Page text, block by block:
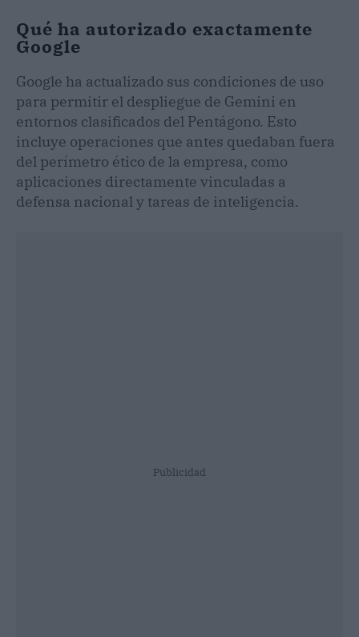
Qué ha autorizado exactamente
Google
Google ha actualizado sus condiciones de uso
para permitir el despliegue de Gemini en
entornos clasificados del Pentágono. Esto
incluye operaciones que antes quedaban fuera
del perímetro ético de la empresa, como
aplicaciones directamente vinculadas a
defensa nacional y tareas de inteligencia.
Publicidad